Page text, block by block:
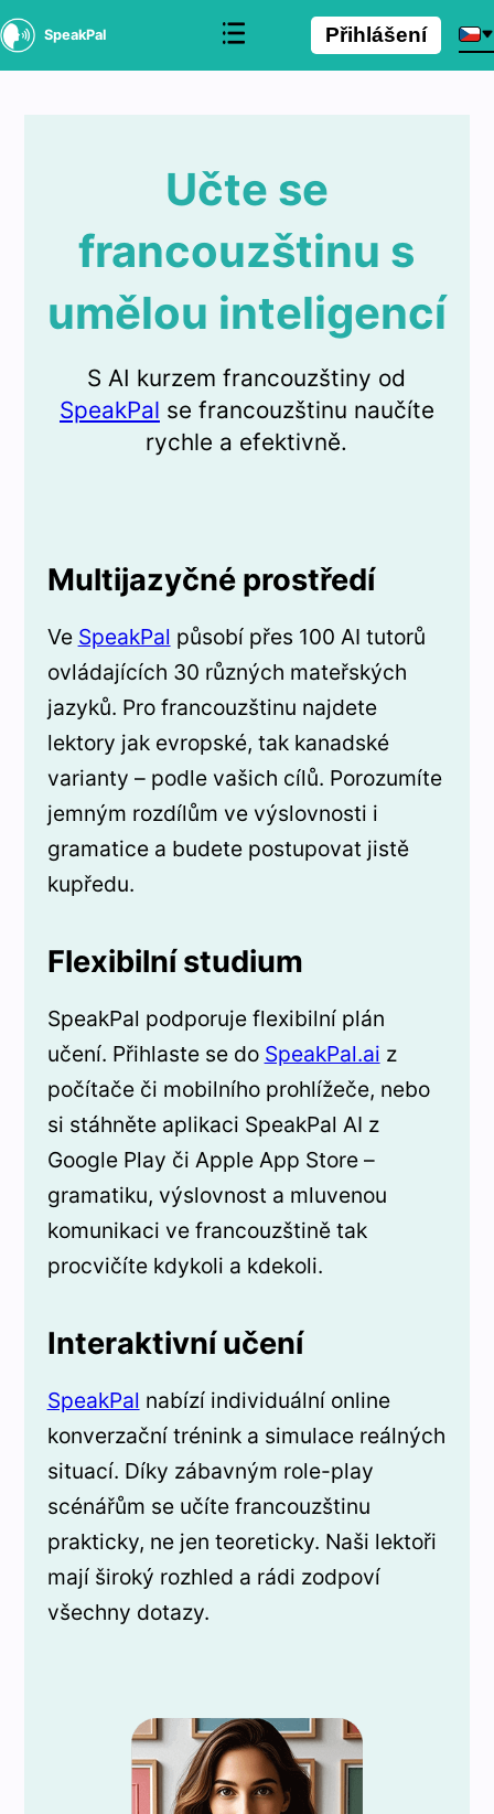
SpeakPal Přihlášení
Učte se
francouzštinu s
umělou inteligencí
S AI kurzem francouzštiny od
SpeakPal se francouzštinu naučíte
rychle a efektivně.
Multijazyčné prostředí
Ve SpeakPal působí přes 100 AI tutorů
ovládajících 30 různých mateřských
jazyků. Pro francouzštinu najdete
lektory jak evropské, tak kanadské
varianty – podle vašich cílů. Porozumíte
jemným rozdílům ve výslovnosti i
gramatice a budete postupovat jistě
kupředu.
Flexibilní studium
SpeakPal podporuje flexibilní plán
učení. Přihlaste se do SpeakPal.ai z
počítače či mobilního prohlížeče, nebo
si stáhněte aplikaci SpeakPal AI z
Google Play či Apple App Store –
gramatiku, výslovnost a mluvenou
komunikaci ve francouzštině tak
procvičíte kdykoli a kdekoli.
Interaktivní učení
SpeakPal nabízí individuální online
konverzační trénink a simulace reálných
situací. Díky zábavným role-play
scénářům se učíte francouzštinu
prakticky, ne jen teoreticky. Naši lektoři
mají široký rozhled a rádi zodpoví
všechny dotazy.